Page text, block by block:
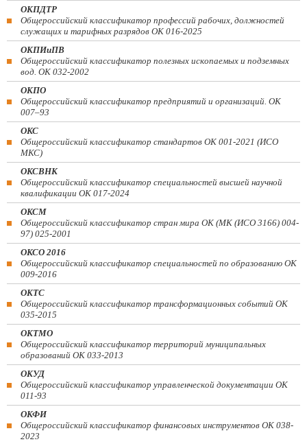
ОКПДТР
Общероссийский классификатор профессий рабочих, должностей
служащих и тарифных разрядов ОК 016-2025
ОКПИиПВ
Общероссийский классификатор полезных ископаемых и подземных
вод. ОК 032-2002
ОКПО
Общероссийский классификатор предприятий и организаций. ОК
007–93
ОКС
Общероссийский классификатор стандартов ОК 001-2021 (ИСО
МКС)
ОКСВНК
Общероссийский классификатор специальностей высшей научной
квалификации ОК 017-2024
ОКСМ
Общероссийский классификатор стран мира ОК (МК (ИСО 3166) 004-
97) 025-2001
ОКСО 2016
Общероссийский классификатор специальностей по образованию ОК
009-2016
ОКТС
Общероссийский классификатор трансформационных событий ОК
035-2015
ОКТМО
Общероссийский классификатор территорий муниципальных
образований ОК 033-2013
ОКУД
Общероссийский классификатор управленческой документации ОК
011-93
ОКФИ
Общероссийский классификатор финансовых инструментов OK 038-
2023